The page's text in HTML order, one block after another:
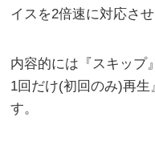
イスを2倍速に対応さ
内容的には『スキップ
1回だけ(初回のみ)再生
す。